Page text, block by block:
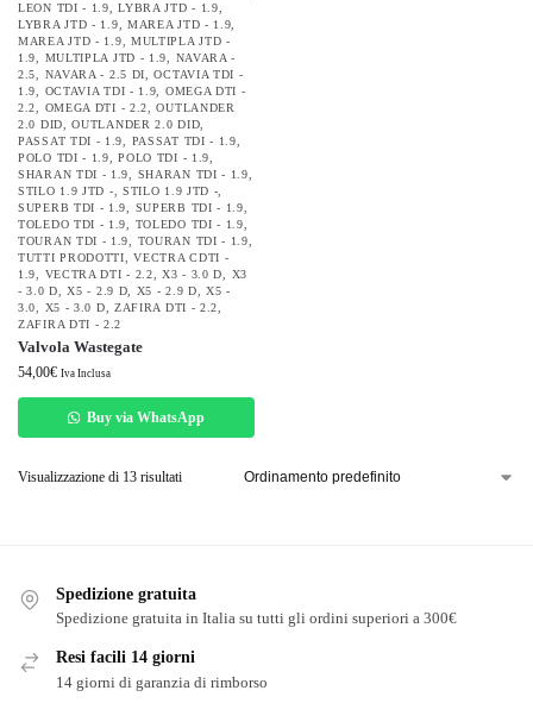
LEON TDI - 1.9 ,LYBRA JTD - 1.9
LYBRA JTD - 1.9
MAREA JTD - 1.9
MAREA JTD - 1.9
MULTIPLA JTD -
1.9
MULTIPLA JTD - 1.9
NAVARA -
2.5
NAVARA - 2.5 DI ,OCTAVIA TDI -
1.9
OCTAVIA TDI - 1.9
OMEGA DTI -
2.2
OMEGA DTI - 2.2 ,OUTLANDER
2.0 DID ,OUTLANDER 2.0 DID
PASSAT TDI - 1.9
PASSAT TDI - 1.9
POLO TDI - 1.9 ,POLO TDI - 1.9
SHARAN TDI - 1.9
SHARAN TDI - 1.9
STILO 1.9 JTD -
STILO 1.9 JTD -
SUPERB TDI - 1.9
SUPERB TDI - 1.9
TOLEDO TDI - 1.9
TOLEDO TDI - 1.9
TOURAN TDI - 1.9
TOURAN TDI - 1.9
TUTTI PRODOTTI ,VECTRA CDTI -
1.9
VECTRA DTI - 2.2 ,X3 - 3.0 D
X3
- 3.0 D ,X5 - 2.9 D X5 - 2.9 D ,X5 -
3.0
X5 - 3.0 D ZAFIRA DTI - 2.2
ZAFIRA DTI - 2.2
Valvola Wastegate
54,00€ Iva Inclusa
Buy via WhatsApp
Visualizzazione di 13 risultati
Spedizione gratuita
Spedizione gratuita in Italia su tutti gli ordini superiori a 300€
Resi facili 14 giorni
14 giorni di garanzia di rimborso